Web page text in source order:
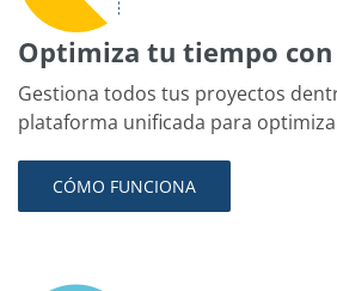
Optimiza tu tiempo
Gestiona todos tus proyectos
plataforma unificada para
CÓMO FUNCIONA